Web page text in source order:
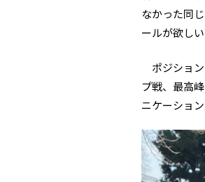
なかった同
ールが欲し
ポジション
プ戦、最高
ニケーション